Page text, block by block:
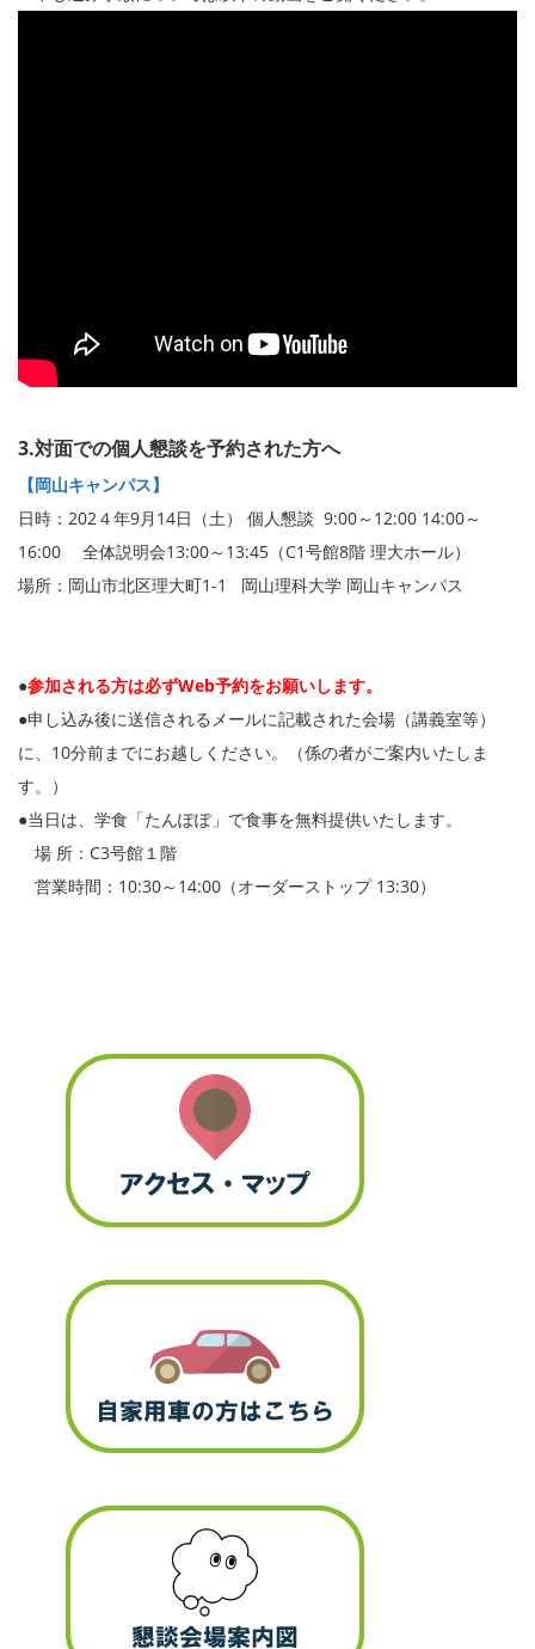
3.対面での個人懇談を予約された方へ
【岡山キャンパス】
日時：202４年9月14日（土） 個人懇談 9:00～12:00 14:00～
16:00 全体説明会13:00～13:45（C1号館8階 理大ホール）
場所：岡山市北区理大町1-1 岡山理科大学 岡山キャンパス
●参加される方は必ずWeb予約をお願いします。
●申し込み後に送信されるメールに記載された会場（講義室等）
に、10分前までにお越しください。（係の者がご案内いたしま
す。）
●当日は、学食「たんぽぽ」で食事を無料提供いたします。
場 所：C3号館１階
営業時間：10:30～14:00（オーダーストップ 13:30）